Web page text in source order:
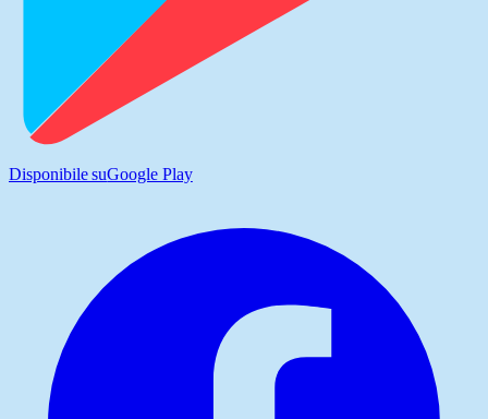
Disponibile suGoogle Play